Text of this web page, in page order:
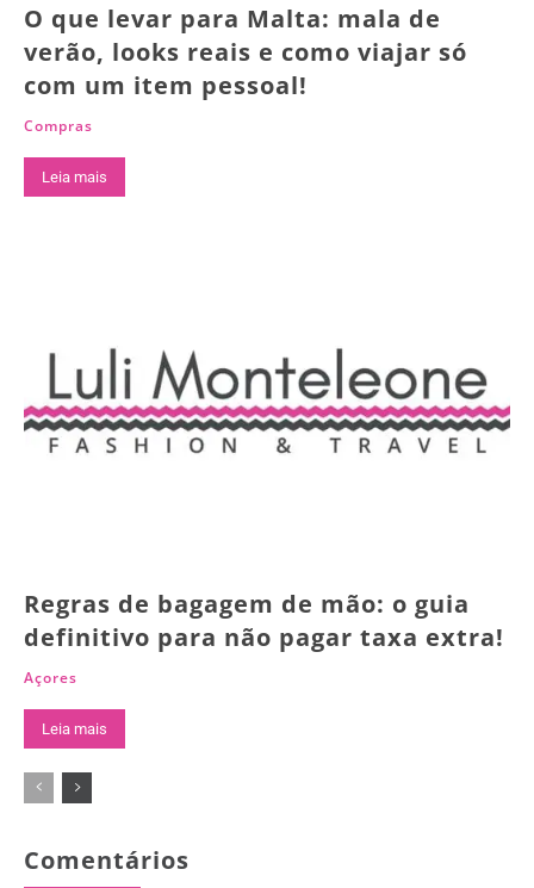
O que levar para Malta: mala de
verão, looks reais e como viajar só
com um item pessoal!
Compras
Leia mais
Regras de bagagem de mão: o guia
definitivo para não pagar taxa extra!
Açores
Leia mais
Comentários